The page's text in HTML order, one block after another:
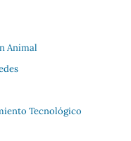
Animal
Tecnológico